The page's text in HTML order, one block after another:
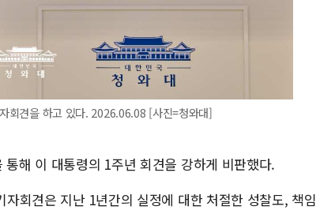
회견을 하고 있다. 2026.06.08 [사진=청와대]
해 이 대통령의 1주년 회견을 강하게 비판했다.
회견은 지난 1년간의 실정에 대한 처절한 성찰도, 책임